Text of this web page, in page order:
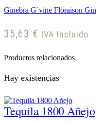
Ginebra G`vine Floraison Gin
35,63 € IVA Incluido
Productos relacionados
Hay existencias
Tequila 1800 Añejo